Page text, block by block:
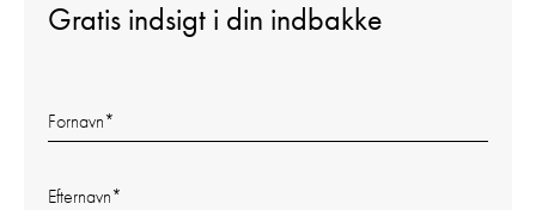
Gratis indsigt i din indbakke
Fornavn*
Efternavn*